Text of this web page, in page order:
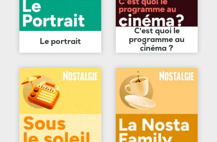
Le portrait
C'est quoi le
programme au
cinéma ?